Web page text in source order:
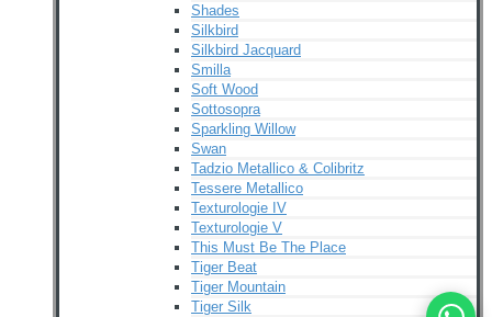
Shades
Silkbird
Silkbird Jacquard
Smilla
Soft Wood
Sottosopra
Sparkling Willow
Swan
Tadzio Metallico & Colibritz
Tessere Metallico
Texturologie IV
Texturologie V
This Must Be The Place
Tiger Beat
Tiger Mountain
Tiger Silk